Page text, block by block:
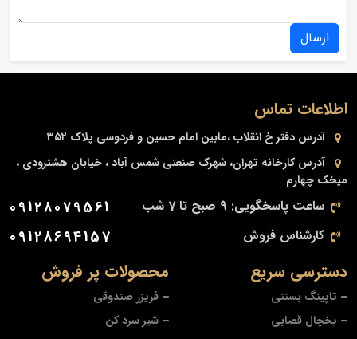
ارسال
محصولات پر فروش
فریزر صندوقی
شیر سرد کن
دسترسی سریع
تاپینگ بستنی
یخچال قصابی
اطلاعات تماس
آدرس دفتر خ انقلاب ،مابین امام حسین و فردوسی پلاک ۳۵۲
آدرس کارخانه تهران، شهرک صنعتی شمس آباد ، خیابان هشترودی ،
میخک چهارم
ساعت پاسخگویی: 9 صبح تا 7 شب 09128079561
کارشناس فروش 09128694157